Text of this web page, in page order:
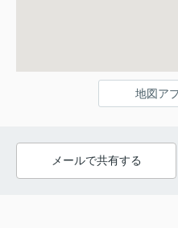
地図ア
メールで共有する